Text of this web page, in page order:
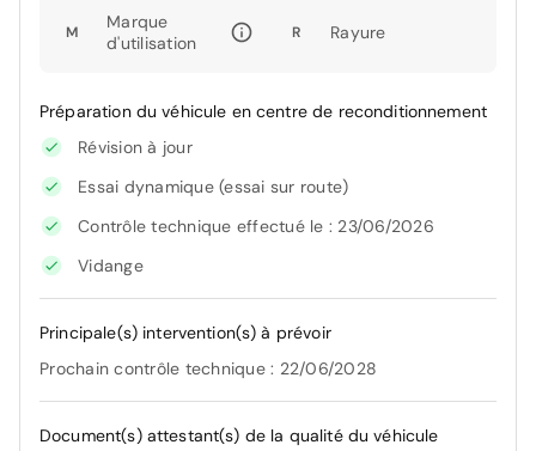
M
Marque
d'utilisation
R Rayure
Préparation du véhicule en centre de reconditionnement
Révision à jour
Essai dynamique (essai sur route)
Contrôle technique effectué le : 23/06/2026
Vidange
Principale(s) intervention(s) à prévoir
Prochain contrôle technique : 22/06/2028
Document(s) attestant(s) de la qualité du véhicule